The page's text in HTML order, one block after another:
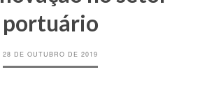
portuário
28 DE OUTUBRO DE 2019